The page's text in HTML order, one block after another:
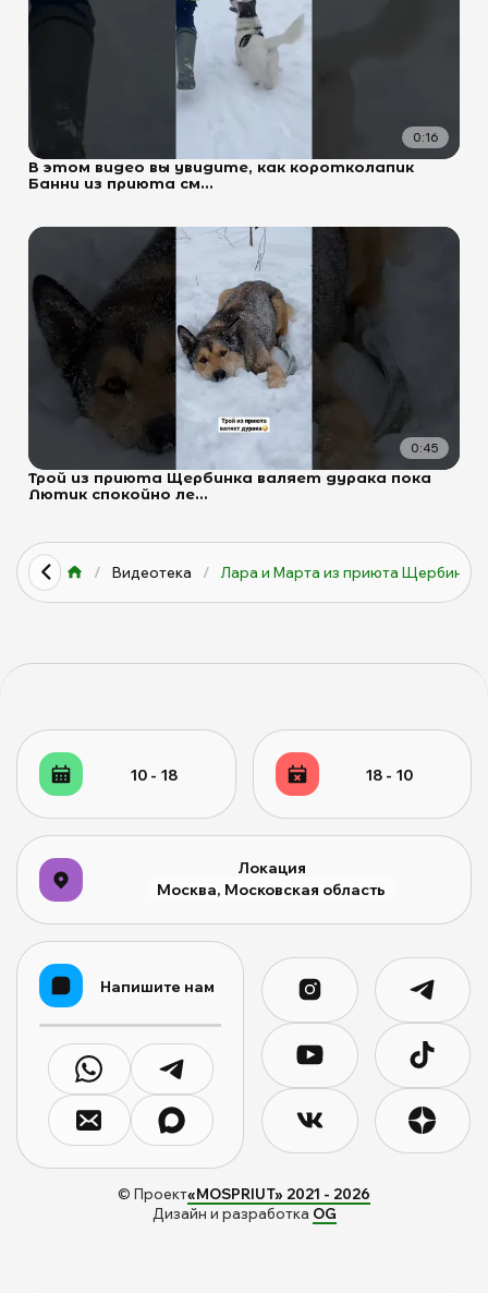
0:16
В этом видео вы увидите, как коротколапик
Банни из приюта см...
0:45
Трой из приюта Щербинка валяет дурака пока
Лютик спокойно ле...
/ Видеотека / Лара и Марта из приюта Щербинк...
10 - 18 18 - 10
Локация
Москва, Московская область
Напишите нам
© Проект«MOSPRIUT» 2021 - 2026
Дизайн и разработка OG